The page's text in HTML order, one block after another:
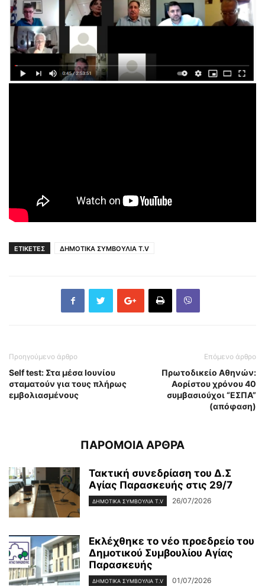
ΕΤΙΚΕΤΕΣ ΔΗΜΟΤΙΚΑ ΣΥΜΒΟΥΛΙΑ T.V
Προηγούμενο άρθρο
Self test: Στα μέσα Ιουνίου
σταματούν για τους πλήρως
εμβολιασμένους
Επόμενο άρθρο
Πρωτοδικείο Αθηνών:
Αορίστου χρόνου 40
συμβασιούχοι “ΕΣΠΑ”
(απόφαση)
ΠΑΡΟΜΟΙΑ ΑΡΘΡΑ
Τακτική συνεδρίαση του Δ.Σ
Αγίας Παρασκευής στις 29/7
ΔΗΜΟΤΙΚΑ ΣΥΜΒΟΥΛΙΑ T.V 26/07/2026
Εκλέχθηκε το νέο προεδρείο του
Δημοτικού Συμβουλίου Αγίας
Παρασκευής
ΔΗΜΟΤΙΚΑ ΣΥΜΒΟΥΛΙΑ T.V 01/07/2026